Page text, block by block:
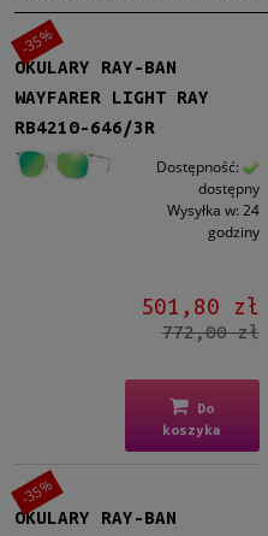
Damskie
Damskie(95)
Męskie
Męskie(98)
Brązowy/Beżowy
Niebieski
Zielony
(4)
OKULARY RAY-BAN
WAYFARER LIGHT RAY
RB4210-646/3R
Dostępność:
dostępny
Wysyłka w: 24
godziny
501,80 zł
772,00 zł
Do
koszyka
-35%
OKULARY RAY-BAN
-35%